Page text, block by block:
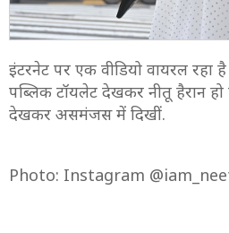
इंटरनेट पर एक वीडियो वायरल रहा
पब्लिक टॉयलेट देखकर नीतू हैरान
देखकर असमंजस में दिखीं.
Photo: Instagram